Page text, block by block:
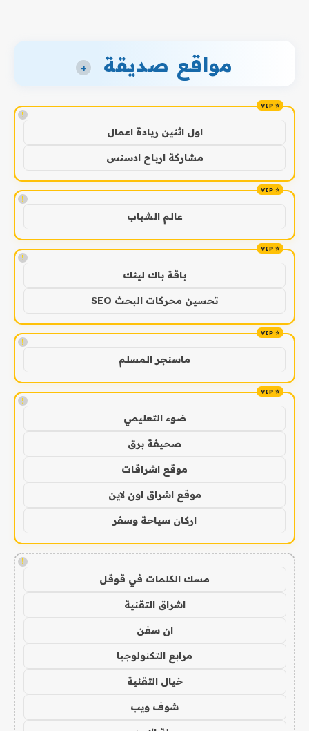
مواقع صديقة +
!
اول اثنين ريادة اعمال
مشاركة ارباح ادسنس
!
عالم الشباب
!
باقة باك لينك
تحسين محركات البحث SEO
!
ماسنجر المسلم
!
ضوء التعليمي
صحيفة برق
موقع اشراقات
موقع اشراق اون لاين
اركان سياحة وسفر
!
مسك الكلمات في قوقل
اشراق التقنية
ان سفن
مرابع التكنولوجيا
خيال التقنية
شوف ويب